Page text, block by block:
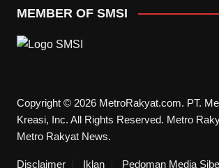
MEMBER OF SMSI
Copyright © 2026 MetroRakyat.com. PT.
Kreasi, Inc. All Rights Reserved. Metro
Metro Rakyat News.
Disclaimer Iklan Pedoman Media